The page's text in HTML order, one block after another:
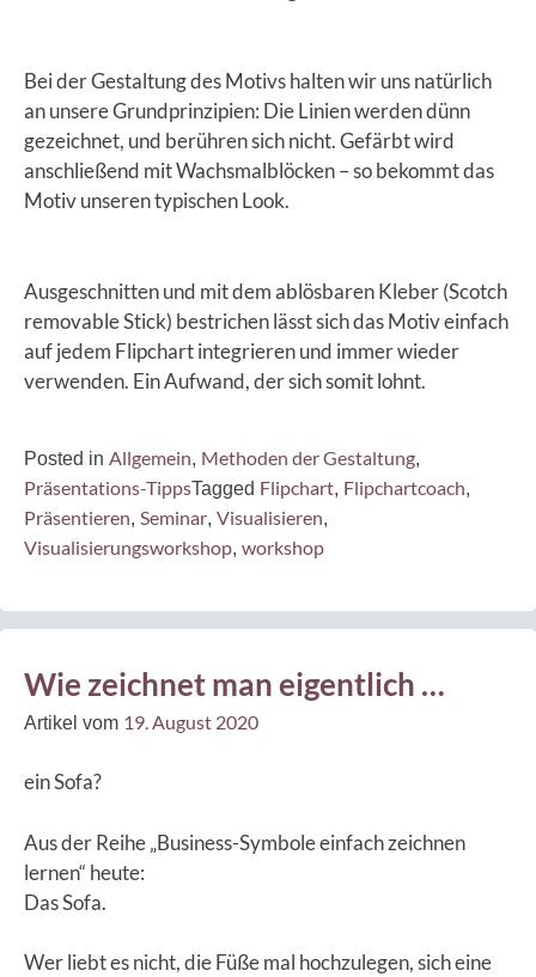
Bei der Gestaltung des Motivs halten wir uns natürlich
an unsere Grundprinzipien: Die Linien werden dünn
gezeichnet, und berühren sich nicht. Gefärbt wird
anschließend mit Wachsmalblöcken – so bekommt das
Motiv unseren typischen Look.
Ausgeschnitten und mit dem ablösbaren Kleber (Scotch
removable Stick) bestrichen lässt sich das Motiv einfach
auf jedem Flipchart integrieren und immer wieder
verwenden. Ein Aufwand, der sich somit lohnt.
Posted in Allgemein, Methoden der Gestaltung,
Präsentations-TippsTagged Flipchart, Flipchartcoach,
Präsentieren, Seminar, Visualisieren,
Visualisierungsworkshop, workshop
Wie zeichnet man eigentlich …
Artikel vom 19. August 2020
ein Sofa?
Aus der Reihe „Business-Symbole einfach zeichnen
lernen“ heute:
Das Sofa.
Wer liebt es nicht, die Füße mal hochzulegen, sich eine